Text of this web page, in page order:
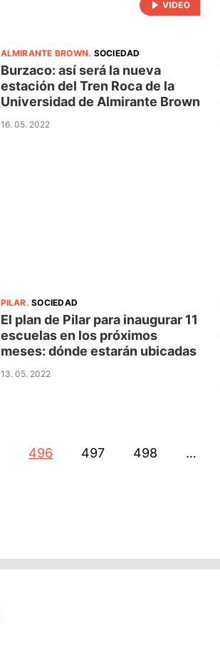
ALMIRANTE BROWN. SOCIEDAD
Burzaco: así será la nueva
estación del Tren Roca de la
Universidad de Almirante Brown
16. 05. 2022
PILAR.SOCIEDAD
El plan de Pilar para inaugurar 11
escuelas en los próximos
meses: dónde estarán ubicadas
13. 05. 2022
496 497 498 …